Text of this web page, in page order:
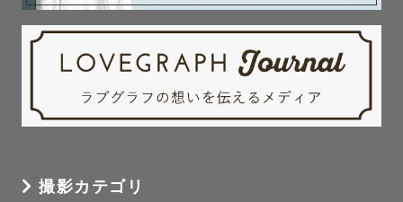
プロカメラマン向けクラス講師👨‍🏫
ナチュラル&アートニューボーン認定カメラマン🍼
ウェディング認定カメラマン👰
『HANA・BIYORI賞』受賞
撮影カテゴリ